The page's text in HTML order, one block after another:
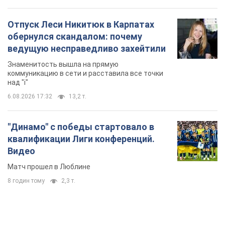
Отпуск Леси Никитюк в Карпатах
обернулся скандалом: почему
ведущую несправедливо захейтили
Знаменитость вышла на прямую
коммуникацию в сети и расставила все точки
над "i"
6.08.2026 17:32 13,2 т.
"Динамо" с победы стартовало в
квалификации Лиги конференций.
Видео
Матч прошел в Люблине
8 годин тому 2,3 т.